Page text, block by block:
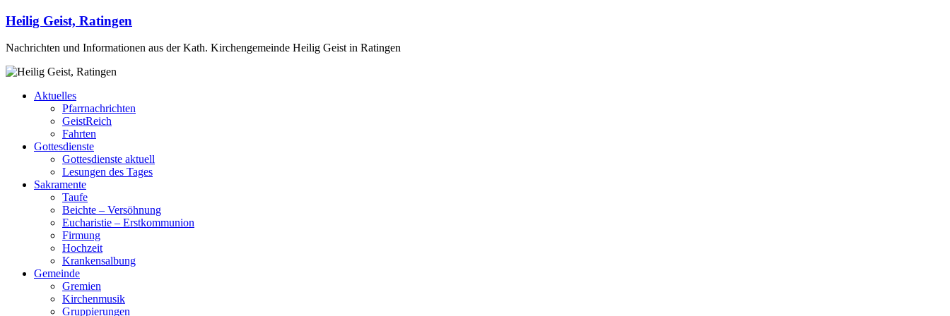
Heilig Geist, Ratingen
Nachrichten und Informationen aus der Kath. Kirchengemeinde Heilig Geist in Ratingen
Aktuelles
Pfarrnachrichten
GeistReich
Fahrten
Gottesdienste
Gottesdienste aktuell
Lesungen des Tages
Sakramente
Taufe
Beichte – Versöhnung
Eucharistie – Erstkommunion
Firmung
Hochzeit
Krankensalbung
Gemeinde
Gremien
Kirchenmusik
Gruppierungen